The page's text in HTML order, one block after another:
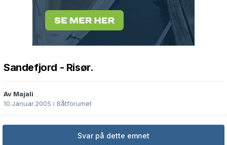
Sandefjord - Risør.
Av Majali
10.Januar.2005 i Båtforumet
Svar på dette emnet